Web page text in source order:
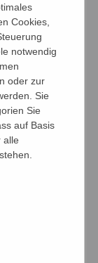
Cookies,
notwendig
oder zur
Sie
Sie
auf Basis
alle